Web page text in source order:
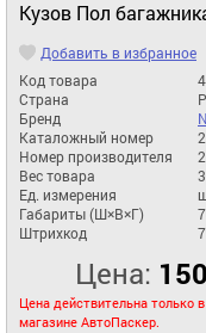
Кузов Пол
Добавить в избранное
Код товара
Страна
Бренд
Каталожный номер
Номер производителя
Вес товара
Ед. измерения
Габариты (Ш×В×Г)
Штрихкод
Цена:
Цена действительна только
магазине АвтоПаскер.